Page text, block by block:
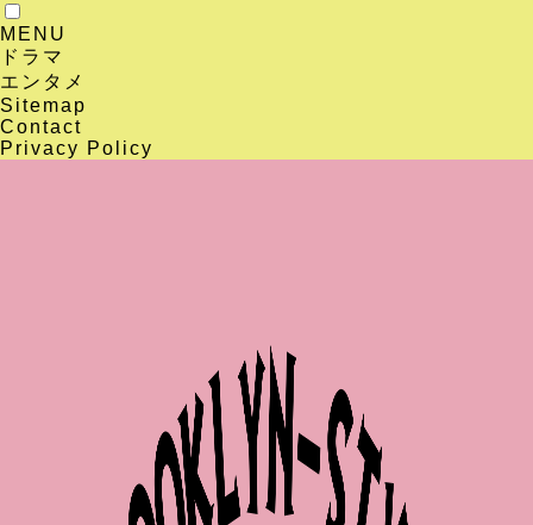
MENU
ドラマ
エンタメ
Sitemap
Contact
Privacy Policy